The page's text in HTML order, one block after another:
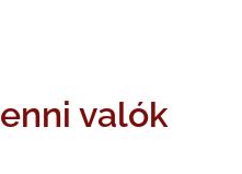
valók